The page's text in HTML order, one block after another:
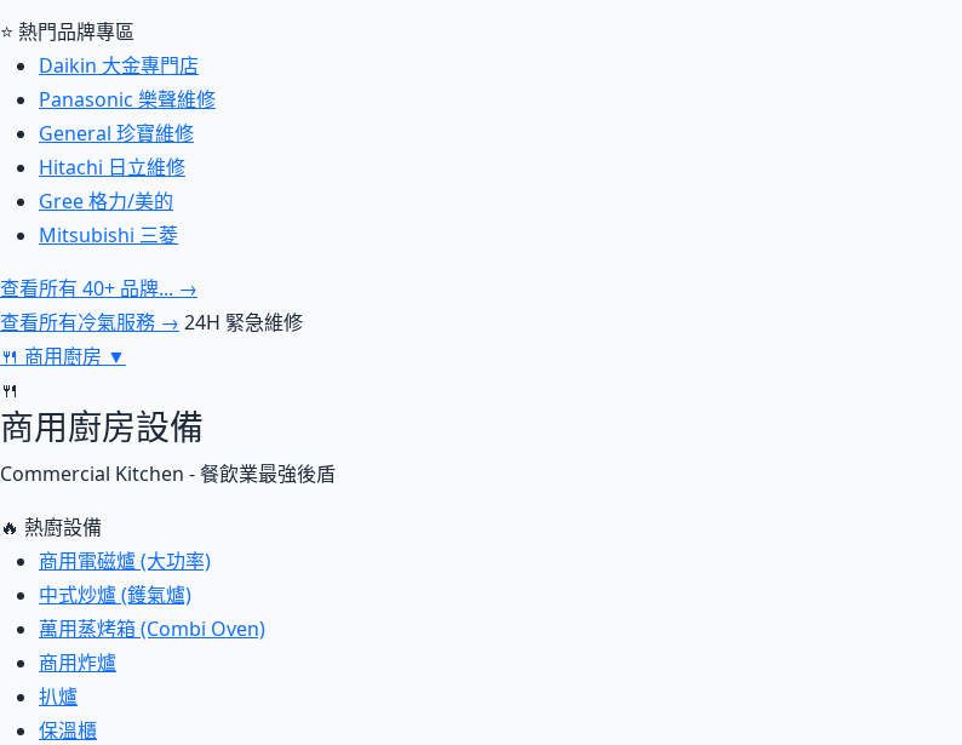
⭐ 熱門品牌專區
Daikin 大金專門店
Panasonic 樂聲維修
General 珍寶維修
Hitachi 日立維修
Gree 格力/美的
Mitsubishi 三菱
查看所有 40+ 品牌... →
查看所有冷氣服務 → 24H 緊急維修
🍴 商用廚房 ▼
🍴
商用廚房設備
Commercial Kitchen - 餐飲業最強後盾
🔥 熱廚設備
商用電磁爐 (大功率)
中式炒爐 (鑊氣爐)
萬用蒸烤箱 (Combi Oven)
商用炸爐
扒爐
保溫櫃